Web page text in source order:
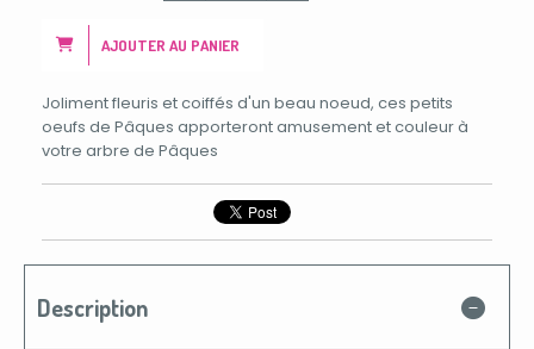
AJOUTER AU PANIER
Joliment fleuris et coiffés d'un beau noeud, ces petits
oeufs de Pâques apporteront amusement et couleur à
votre arbre de Pâques
Description